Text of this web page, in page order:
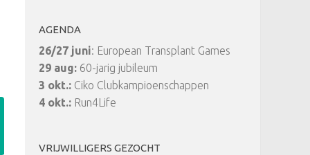
AGENDA
26/27 juni: European Transplant Games
29 aug: 60-jarig jubileum
3 okt.: Ciko Clubkampioenschappen
4 okt.: Run4Life
VRIJWILLIGERS GEZOCHT